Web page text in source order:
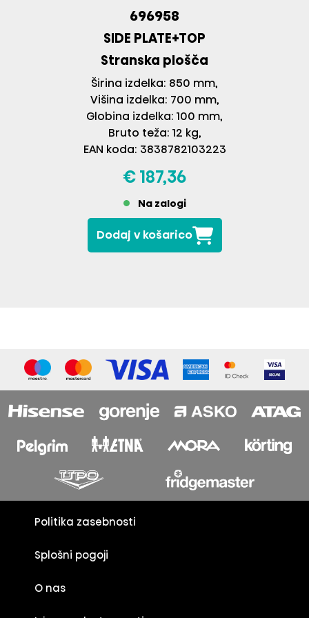
696958
SIDE PLATE+TOP
Stranska plošča
Širina izdelka: 850 mm
Višina izdelka: 700 mm
Globina izdelka: 100 mm
Bruto teža: 12 kg
EAN koda: 3838782103223
€ 187,36
Na zalogi
Dodaj v košarico
Politika zasebnosti
Splošni pogoji
O nas